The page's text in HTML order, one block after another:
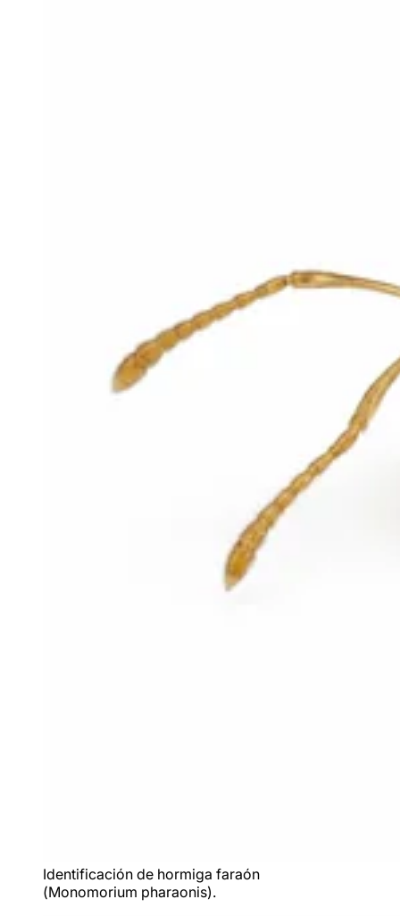
Identificación de hormiga faraón
(Monomorium pharaonis).